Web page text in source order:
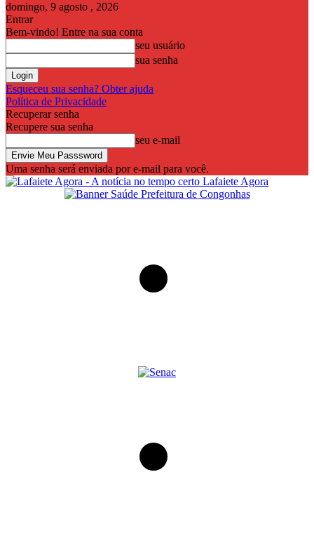
domingo, 9 agosto , 2026
Entrar
Bem-vindo! Entre na sua conta
seu usuário
sua senha
Esqueceu sua senha? Obter ajuda
Política de Privacidade
Recuperar senha
Recupere sua senha
seu e-mail
Uma senha será enviada por e-mail para você.
Lafaiete Agora